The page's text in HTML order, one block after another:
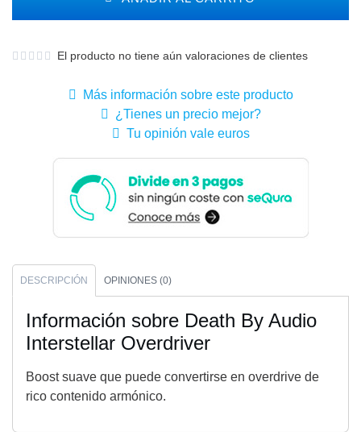
El producto no tiene aún valoraciones de clientes
Más información sobre este producto
¿Tienes un precio mejor?
Tu opinión vale euros
DESCRIPCIÓN OPINIONES (0)
Información sobre Death By Audio
Interstellar Overdriver
Boost suave que puede convertirse en overdrive de
rico contenido armónico.